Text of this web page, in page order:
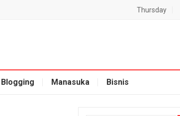
Thursday
Blogging Manasuka Bisnis